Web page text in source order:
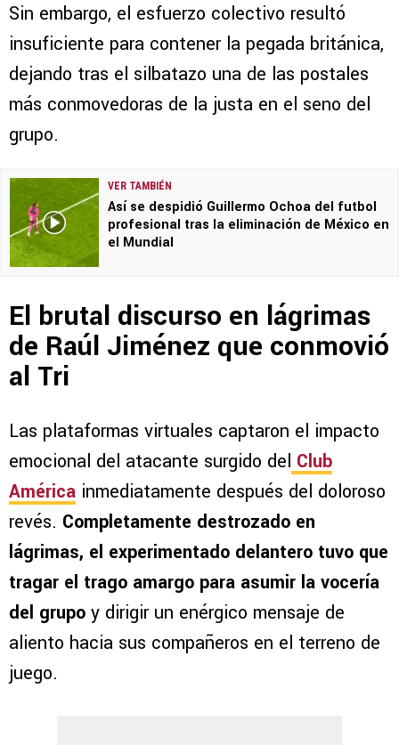
Sin embargo, el esfuerzo colectivo resultó
insuficiente para contener la pegada británica,
dejando tras el silbatazo una de las postales
más conmovedoras de la justa en el seno del
grupo.
VER TAMBIÉN
Así se despidió Guillermo Ochoa del futbol
profesional tras la eliminación de México en
el Mundial
El brutal discurso en lágrimas
de Raúl Jiménez que conmovió
al Tri
Las plataformas virtuales captaron el impacto
emocional del atacante surgido del Club
América inmediatamente después del doloroso
revés. Completamente destrozado en
lágrimas, el experimentado delantero tuvo que
tragar el trago amargo para asumir la vocería
del grupo y dirigir un enérgico mensaje de
aliento hacia sus compañeros en el terreno de
juego.